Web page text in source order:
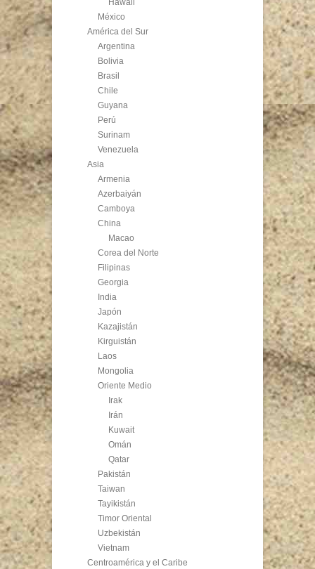
Hawaii
México
América del Sur
Argentina
Bolivia
Brasil
Chile
Guyana
Perú
Surinam
Venezuela
Asia
Armenia
Azerbaiyán
Camboya
China
Macao
Corea del Norte
Filipinas
Georgia
India
Japón
Kazajistán
Kirguistán
Laos
Mongolia
Oriente Medio
Irak
Irán
Kuwait
Omán
Qatar
Pakistán
Taiwan
Tayikistán
Timor Oriental
Uzbekistán
Vietnam
Centroamérica y el Caribe